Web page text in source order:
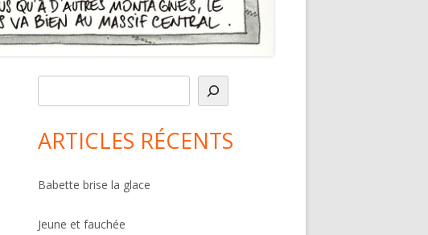
Sidebar
e
c
h
c
ARTICLES RÉCENTS
Babette brise la glace
Jeune et fauchée